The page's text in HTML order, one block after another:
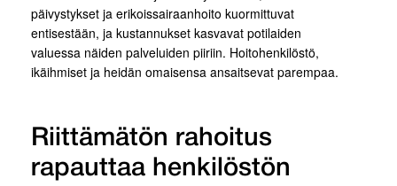
päivystykset ja erikoissairaanhoito kuormittuvat
entisestään, ja kustannukset kasvavat potilaiden
valuessa näiden palveluiden piiriin. Hoitohenkilöstö,
ikäihmiset ja heidän omaisensa ansaitsevat parempaa.
Riittämätön rahoitus
rapauttaa henkilöstön